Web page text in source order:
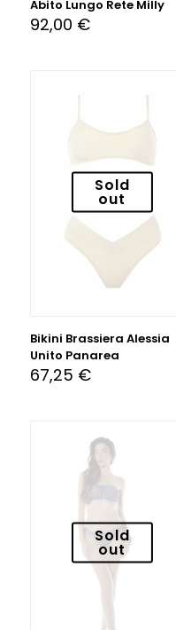
Abito Lungo Rete Milly
92,00 €
Sold
out
Bikini Brassiera Alessia
Unito Panarea
67,25 €
Sold
out